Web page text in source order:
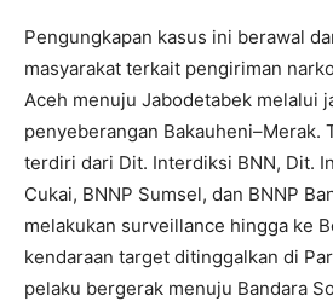
Pengungkapan kasus ini berawal
masyarakat terkait pengiriman
Aceh menuju Jabodetabek melalui
penyeberangan Bakauheni–Merak.
terdiri dari Dit. Interdiksi BNN, Dit.
Cukai, BNNP Sumsel, dan BNNP
melakukan surveillance hingga ke
kendaraan target ditinggalkan di
pelaku bergerak menuju Bandara